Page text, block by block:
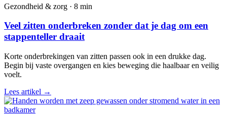
Gezondheid & zorg · 8 min
Veel zitten onderbreken zonder dat je dag om een
stappenteller draait
Korte onderbrekingen van zitten passen ook in een drukke dag.
Begin bij vaste overgangen en kies beweging die haalbaar en veilig
voelt.
Lees artikel →